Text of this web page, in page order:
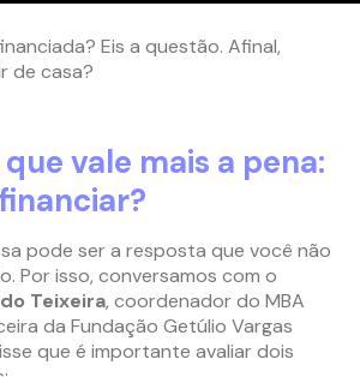
Eis a questão. Afinal,
de casa?
que vale mais a pena:
pode ser a resposta que você não
Por isso, conversamos com o
Teixeira, coordenador do MBA
da Fundação Getúlio Vargas
que é importante avaliar dois